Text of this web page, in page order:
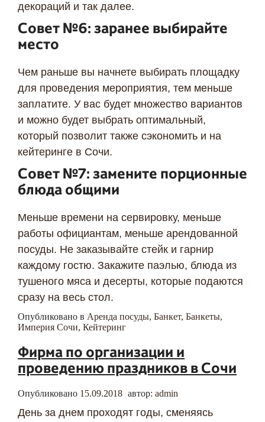
декораций и так далее.
Совет №6: заранее выбирайте
место
Чем раньше вы начнете выбирать площадку
для проведения мероприятия, тем меньше
заплатите. У вас будет множество вариантов
и можно будет выбрать оптимальный,
который позволит также сэкономить и на
кейтеринге в Сочи.
Совет №7: замените порционные
блюда общими
Меньше времени на сервировку, меньше
работы официантам, меньше арендованной
посуды. Не заказывайте стейк и гарнир
каждому гостю. Закажите паэлью, блюда из
тушеного мяса и десерты, которые подаются
сразу на весь стол.
Опубликовано в Аренда посуды, Банкет, Банкеты,
Империя Сочи, Кейтеринг
Фирма по организации и
проведению праздников в Сочи
Опубликовано 15.09.2018 автор: admin
День за днем проходят годы, сменяясь